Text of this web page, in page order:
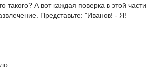
А вот каждая поверка в этой части
Представьте: "Иванов! - Я!